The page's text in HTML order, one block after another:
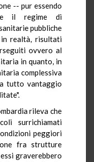
-- pur essendo
il regime di
pubbliche
realtà, risultati
ovvero al
in quanto, in
complessiva
tutto vantaggio
rileva che
surrichiamati
peggiori
fra strutture
graverebbero